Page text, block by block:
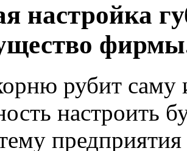
настройка
рубит
настроить